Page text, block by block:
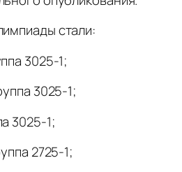
стали:
3025-1;
3025-1;
3025-1;
2725-1;